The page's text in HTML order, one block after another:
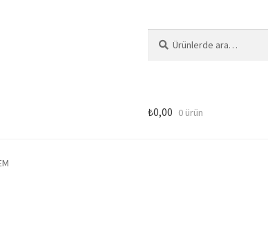
Satış Sözleşmesi
₺0,00 0 ürün